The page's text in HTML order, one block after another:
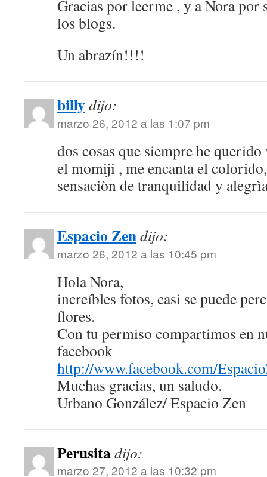
Gracias por leerme , y a Nora
los blogs.
Un abrazín!!!!
billydijo:
marzo 26, 2012 a las 1:07 pm
dos cosas que siempre he
el momiji , me encanta el
sensaciòn de tranquilidad y
Espacio Zendijo:
marzo 26, 2012 a las 10:45 pm
Hola Nora,
increíbles fotos, casi se puede
flores.
Con tu permiso compartimos en
facebook
http://www.facebook.com/
Muchas gracias, un saludo.
Urbano González/ Espacio Zen
Perusitadijo:
marzo 27, 2012 a las 10:32 pm